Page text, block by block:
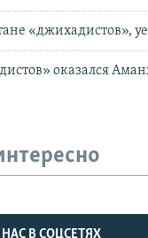
«джихадистов»,
оказался
В СОЦСЕТЯХ